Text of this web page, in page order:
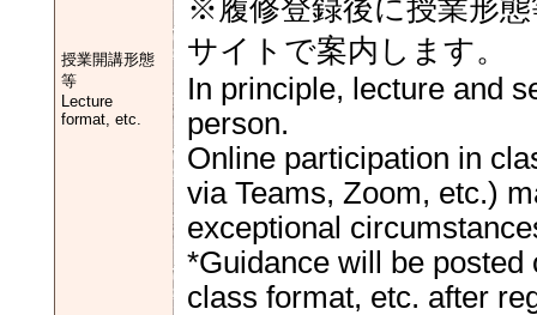
授業開講形態
等
Lecture
format, etc.
※履修登録後に授業形
サイトで案内します。
In principle, lecture and
person.
Online participation in
via Teams, Zoom, etc.)
exceptional
*Guidance will be
class format, etc. after